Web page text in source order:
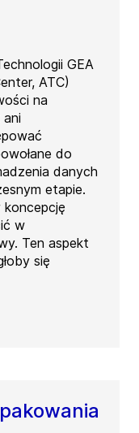
GEA
ATC)
na
do
danych
etapie.
koncepcję
w
Ten aspekt
się